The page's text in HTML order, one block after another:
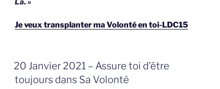
La. »
Je veux transplanter ma Volonté en toi-LDC15
GEPLAATST
OP
20 Janvier 2021 – Assure toi d’être
toujours dans Sa Volonté